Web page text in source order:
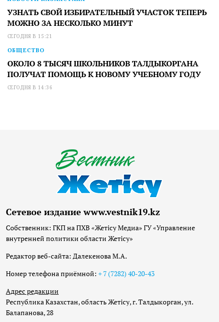
УЗНАТЬ СВОЙ ИЗБИРАТЕЛЬНЫЙ УЧАСТОК ТЕПЕРЬ
МОЖНО ЗА НЕСКОЛЬКО МИНУТ
СЕГОДНЯ В 15:21
ОБЩЕСТВО
ОКОЛО 8 ТЫСЯЧ ШКОЛЬНИКОВ ТАЛДЫКОРГАНА
ПОЛУЧАТ ПОМОЩЬ К НОВОМУ УЧЕБНОМУ ГОДУ
СЕГОДНЯ В 14:36
Сетевое издание www.vestnik19.kz
Собственник: ГКП на ПХВ «Жетісу Медиа» ГУ «Управление
внутренней политики области Жетісу»
Редактор веб-сайта: Далекенова М.А.
Номер телефона приёмной: + 7 (7282) 40-20-43
Адрес редакции
Республика Казахстан, область Жетісу, г. Талдыкорган, ул.
Балапанова, 28